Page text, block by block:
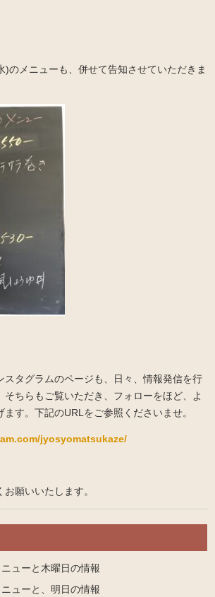
)のメニューも、併せて告知させていただきま
スタグラムのページも、日々、情報発信を行
そちらもご覧いただき、フォローをほど、よ
す。下記のURLをご参照くださいませ。
jyosyomatsukaze/
願いいたします。
ューと木曜日の情報
ューと、明日の情報